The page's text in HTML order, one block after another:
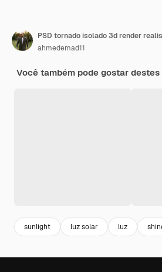
PSD tornado isolado 3d render
ahmedemad11
Você também pode gostar destes
sunlight luz solar luz